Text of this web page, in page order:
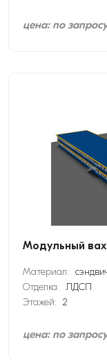
цена: по запросу
Модульный
Материал:
Отделка: ЛДСП
Этажей: 2
цена: по запросу